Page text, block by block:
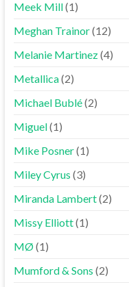
Meek Mill(1)
Meghan Trainor(12)
Melanie Martinez(4)
Metallica(2)
Michael Bublé(2)
Miguel(1)
Mike Posner(1)
Miley Cyrus (3)
Miranda Lambert(2)
Missy Elliott(1)
MØ(1)
Mumford & Sons (2)